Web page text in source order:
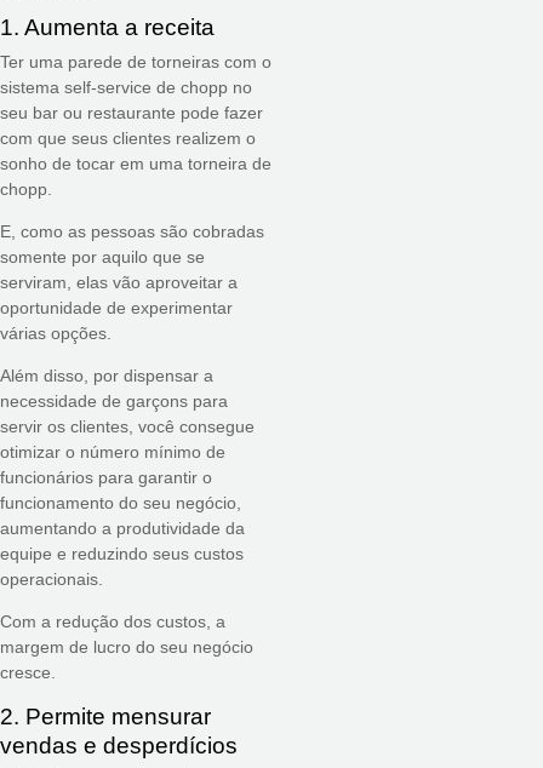
1. Aumenta a receita
Ter uma parede de torneiras com o
sistema self-service de chopp no
seu bar ou restaurante pode fazer
com que seus clientes realizem o
sonho de tocar em uma torneira de
chopp.
E, como as pessoas são cobradas
somente por aquilo que se
serviram, elas vão aproveitar a
oportunidade de experimentar
várias opções.
Além disso, por dispensar a
necessidade de garçons para
servir os clientes, você consegue
otimizar o número mínimo de
funcionários para garantir o
funcionamento do seu negócio,
aumentando a produtividade da
equipe e reduzindo seus custos
operacionais.
Com a redução dos custos, a
margem de lucro do seu negócio
cresce.
2. Permite mensurar
vendas e desperdícios